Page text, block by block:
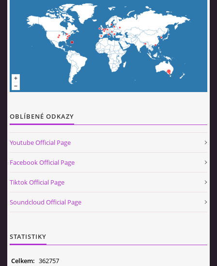
OBLÍBENÉ ODKAZY
Youtube Official Page
Facebook Official Page
Tiktok Official Page
Soundcloud Official Page
STATISTIKY
Celkem: 362757